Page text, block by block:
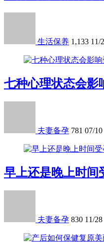
生活保养 1,133 11/
七种心理状态会影
夫妻备孕 781 07/10
早上还是晚上时间
夫妻备孕 830 11/28